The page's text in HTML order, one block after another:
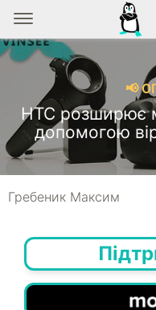
📢
HTC розширює
допомогою
Гребеник Максим